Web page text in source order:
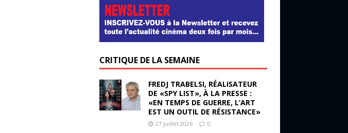
CRITIQUE DE LA SEMAINE
FREDJ TRABELSI, RÉALISATEUR
DE «SPY LIST», À LA PRESSE :
«EN TEMPS DE GUERRE, L’ART
EST UN OUTIL DE RÉSISTANCE»
27 juillet 2026 0